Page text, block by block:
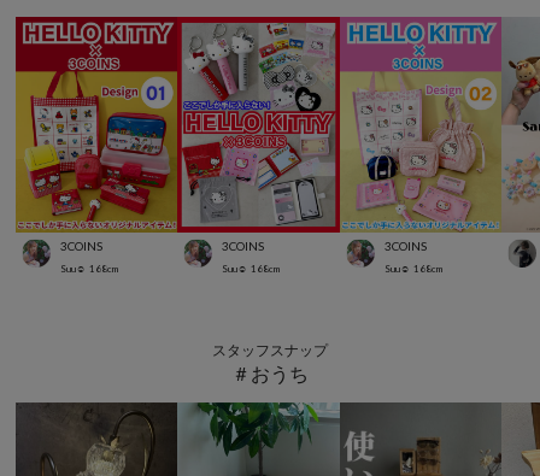
3COINS
Suu☺︎ 168cm
3COINS
Suu☺︎ 168cm
3COINS
Suu☺︎ 168cm
スタッフスナップ
＃おうち